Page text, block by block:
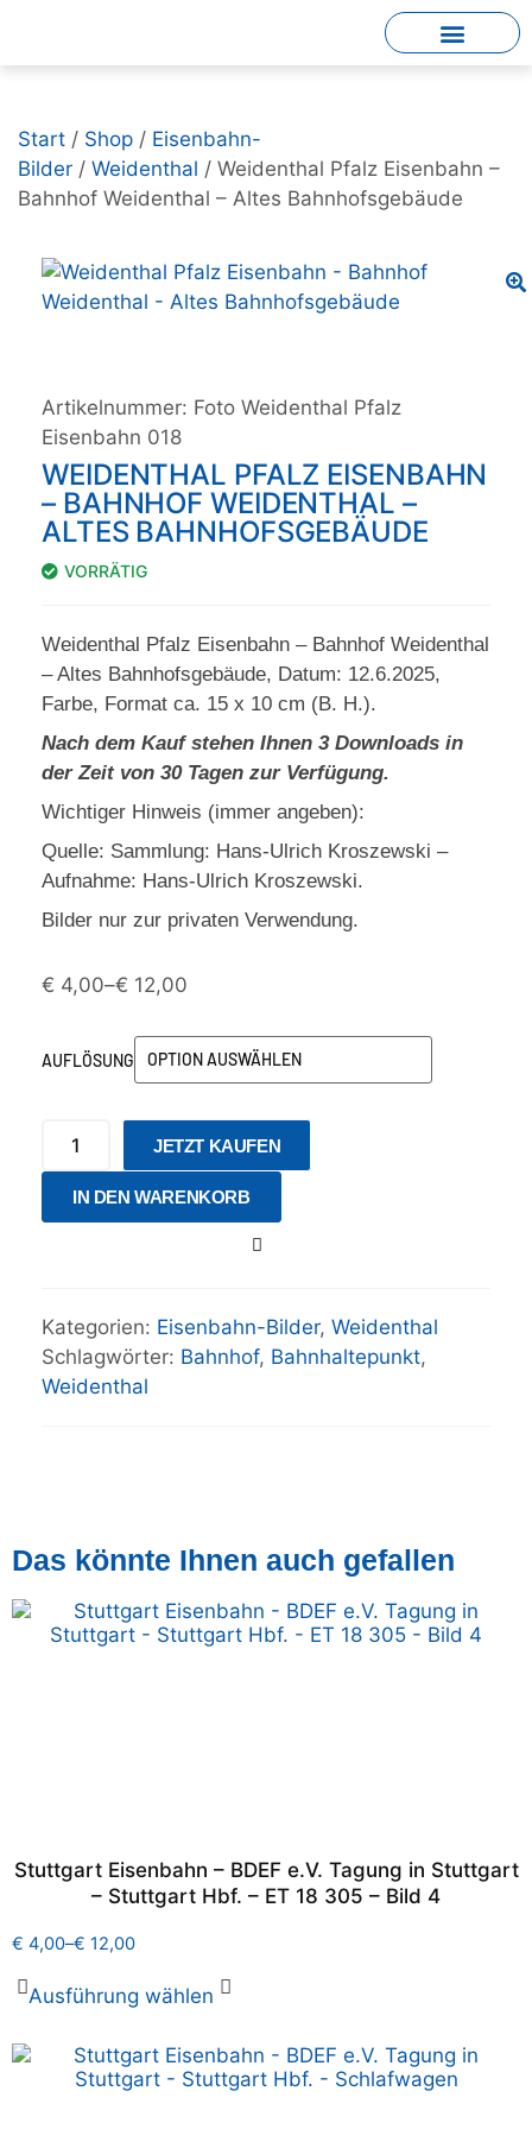
Start / Shop / Eisenbahn-
Bilder / Weidenthal / Weidenthal Pfalz Eisenbahn –
Bahnhof Weidenthal – Altes Bahnhofsgebäude
Artikelnummer: Foto Weidenthal Pfalz
Eisenbahn 018
WEIDENTHAL PFALZ EISENBAHN
– BAHNHOF WEIDENTHAL –
ALTES BAHNHOFSGEBÄUDE
VORRÄTIG
Weidenthal Pfalz Eisenbahn – Bahnhof Weidenthal
– Altes Bahnhofsgebäude, Datum: 12.6.2025,
Farbe, Format ca. 15 x 10 cm (B. H.).
Nach dem Kauf stehen Ihnen 3 Downloads in
der Zeit von 30 Tagen zur Verfügung.
Wichtiger Hinweis (immer angeben):
Quelle: Sammlung: Hans-Ulrich Kroszewski –
Aufnahme: Hans-Ulrich Kroszewski.
Bilder nur zur privaten Verwendung.
€ 4,00–€ 12,00
AUFLÖSUNG
JETZT KAUFEN
IN DEN WARENKORB
Kategorien: Eisenbahn-Bilder, Weidenthal
Schlagwörter: Bahnhof, Bahnhaltepunkt,
Weidenthal
Das könnte Ihnen auch gefallen
Stuttgart Eisenbahn – BDEF e.V. Tagung in Stuttgart
– Stuttgart Hbf. – ET 18 305 – Bild 4
€ 4,00–€ 12,00
Ausführung wählen